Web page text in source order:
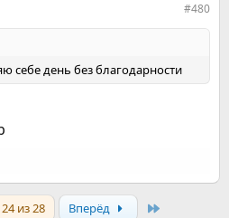
#480
себе день без благодарности
24 из 28 Вперёд